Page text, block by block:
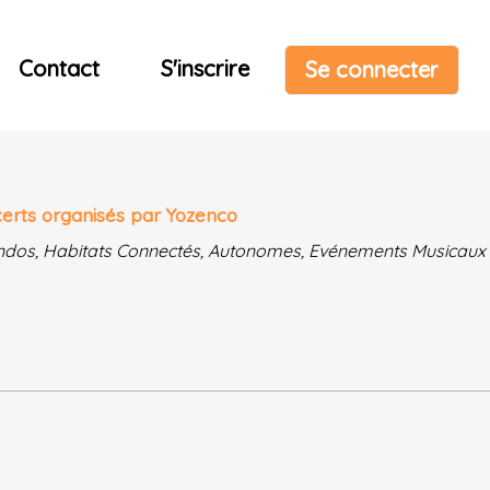
Contact S'inscrire Se connecter
organisés par Yozenco
Habitats Connectés, Autonomes, Evénements Musicaux